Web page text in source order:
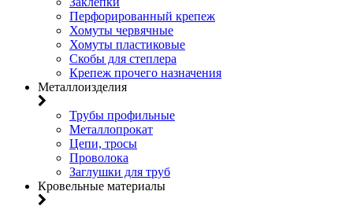
Перфорированный крепеж
Хомуты червячные
Хомуты пластиковые
Скобы для степлера
Крепеж прочего назначения
Металлоизделия
Трубы профильные
Металлопрокат
Цепи, тросы
Проволока
Заглушки для труб
Кровельные материалы